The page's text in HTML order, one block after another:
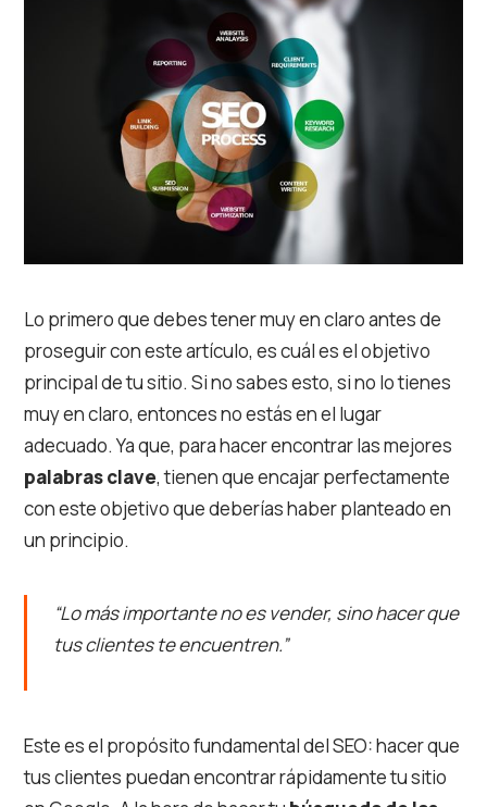
Lo primero que debes tener muy en claro antes de
proseguir con este artículo, es cuál es el objetivo
principal de tu sitio. Si no sabes esto, si no lo tienes
muy en claro, entonces no estás en el lugar
adecuado. Ya que, para hacer encontrar las mejores
palabras clave, tienen que encajar perfectamente
con este objetivo que deberías haber planteado en
un principio.
“Lo más importante no es vender, sino hacer que
tus clientes te encuentren.”
Este es el propósito fundamental del SEO: hacer que
tus clientes puedan encontrar rápidamente tu sitio